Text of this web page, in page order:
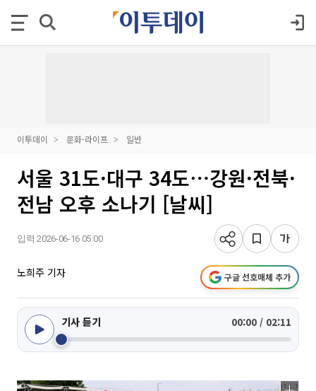
이투데이 문화·라이프 일반
서울 31도·대구 34도⋯강원·전북·
전남 오후 소나기 [날씨]
입력 2026-06-16 05:00
노희주 기자 구글 선호매체 추가
기사 듣기 00:00 / 02:11